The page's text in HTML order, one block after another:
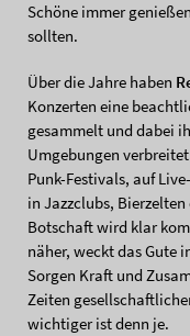
Schöne immer
sollten.
Über die Jahre haben
Konzerten eine
gesammelt und dabei
Umgebungen
Punk-Festivals, auf
in Jazzclubs,
Botschaft wird klar
näher, weckt das Gute
Sorgen Kraft und
Zeiten
wichtiger ist denn je.